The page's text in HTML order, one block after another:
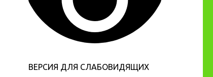
ВЕРСИЯ ДЛЯ СЛАБОВИДЯЩИХ